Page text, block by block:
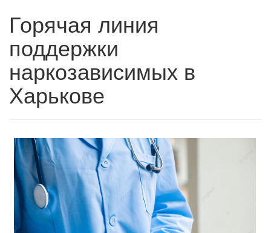
Горячая линия
поддержки
наркозависимых в
Харькове